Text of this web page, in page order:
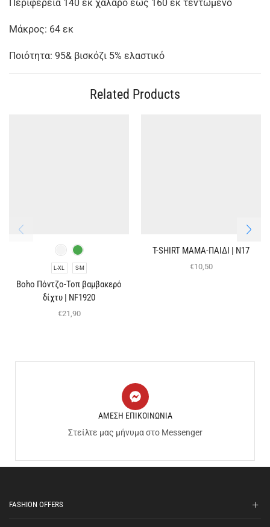
Περιφέρεια 140 εκ χαλαρό έως 160 εκ τεντωμένο
Μάκρος: 64 εκ
Ποιότητα: 95& βισκόζι 5% ελαστικό
Related Products
L-XL S-M
Boho Πόντζο-Τοπ βαμβακερό
δίχτυ | NF1920
€21,90
T-SHIRT ΜΑΜΑ-ΠΑΙΔΙ | Ν17
€10,50
ΑΜΕΣΗ ΕΠΙΚΟΙΝΩΝΙΑ
Στείλτε μας μήνυμα στο Messenger
FASHION OFFERS